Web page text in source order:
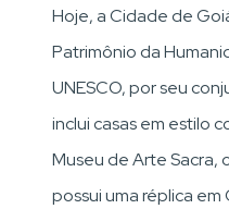
Hoje, a Cidade de
Patrimônio da
UNESCO, por seu
inclui casas em estilo
Museu de Arte Sacra,
possui uma réplica em